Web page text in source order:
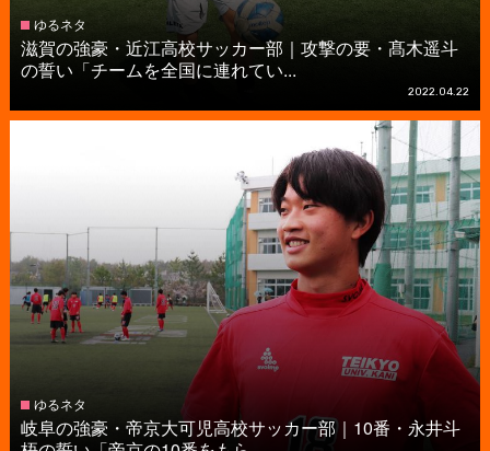
ゆるネタ
滋賀の強豪・近江高校サッカー部｜攻撃の要・髙木遥斗
の誓い「チームを全国に連れてい...
2022.04.22
ゆるネタ
岐阜の強豪・帝京大可児高校サッカー部｜10番・永井斗